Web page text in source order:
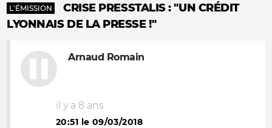
L'ÉMISSION
CRISE PRESSTALIS : "UN CRÉDIT
LYONNAIS DE LA PRESSE !"
Arnaud Romain
il y a 8 ans
20:51 le 09/03/2018